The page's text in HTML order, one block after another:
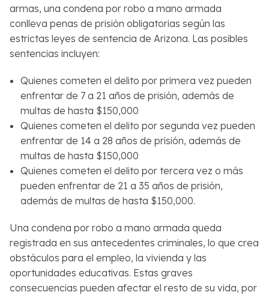
armas, una condena por robo a mano armada
conlleva penas de prisión obligatorias según las
estrictas leyes de sentencia de Arizona. Las posibles
sentencias incluyen:
Quienes cometen el delito por primera vez pueden
enfrentar de 7 a 21 años de prisión, además de
multas de hasta $150,000
Quienes cometen el delito por segunda vez pueden
enfrentar de 14 a 28 años de prisión, además de
multas de hasta $150,000
Quienes cometen el delito por tercera vez o más
pueden enfrentar de 21 a 35 años de prisión,
además de multas de hasta $150,000.
Una condena por robo a mano armada queda
registrada en sus antecedentes criminales, lo que crea
obstáculos para el empleo, la vivienda y las
oportunidades educativas. Estas graves
consecuencias pueden afectar el resto de su vida, por